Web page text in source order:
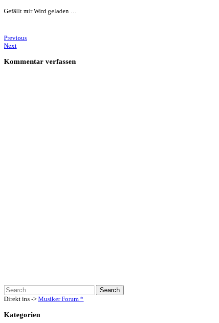
Gefällt mir Wird geladen …
Previous
Next
Kommentar verfassen
Direkt ins -> Musiker Forum *
Kategorien